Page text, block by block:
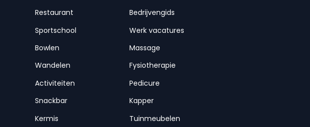
Restaurant
Sportschool
Bowlen
Wandelen
Activiteiten
Snackbar
Kermis
Bedrijvengids
Werk vacatures
Massage
Fysiotherapie
Pedicure
Kapper
Tuinmeubelen